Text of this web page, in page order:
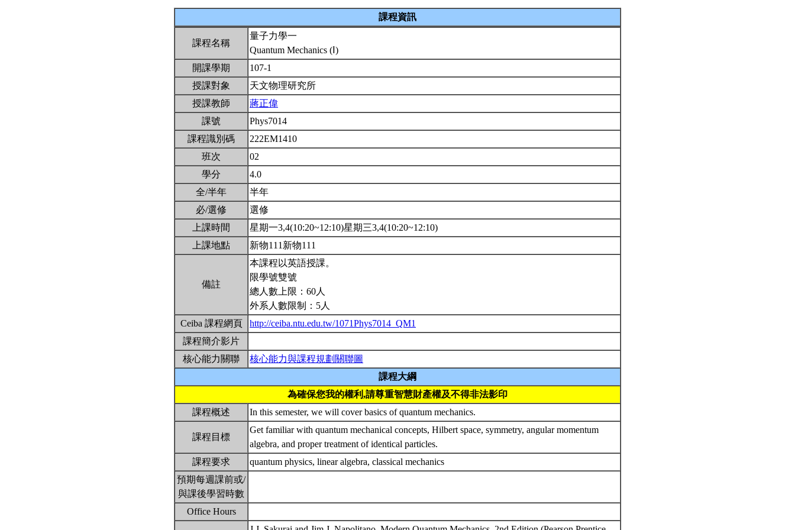
課程資訊
課程名稱
量子力學一
Quantum Mechanics (Ⅰ)
開課學期
107-1
授課對象
天文物理研究所
授課教師
蔣正偉
課號
Phys7014
課程識別碼
222EM1410
班次
02
學分
4.0
全/半年
半年
必/選修
選修
上課時間
星期一3,4(10:20~12:10)星期三3,4(10:20~12:10)
上課地點
新物111新物111
備註
本課程以英語授課。
限學號雙號
總人數上限：60人
外系人數限制：5人
Ceiba 課程網頁
http://ceiba.ntu.edu.tw/1071Phys7014_QM1
課程簡介影片
核心能力關聯
核心能力與課程規劃關聯圖
課程大綱
為確保您我的權利,請尊重智慧財產權及不得非法影印
課程概述
In this semester, we will cover basics of quantum mechanics.
課程目標
Get familiar with quantum mechanical concepts, Hilbert space, symmetry, angular momentum
algebra, and proper treatment of identical particles.
課程要求
quantum physics, linear algebra, classical mechanics
預期每週課前或/
與課後學習時數
Office Hours